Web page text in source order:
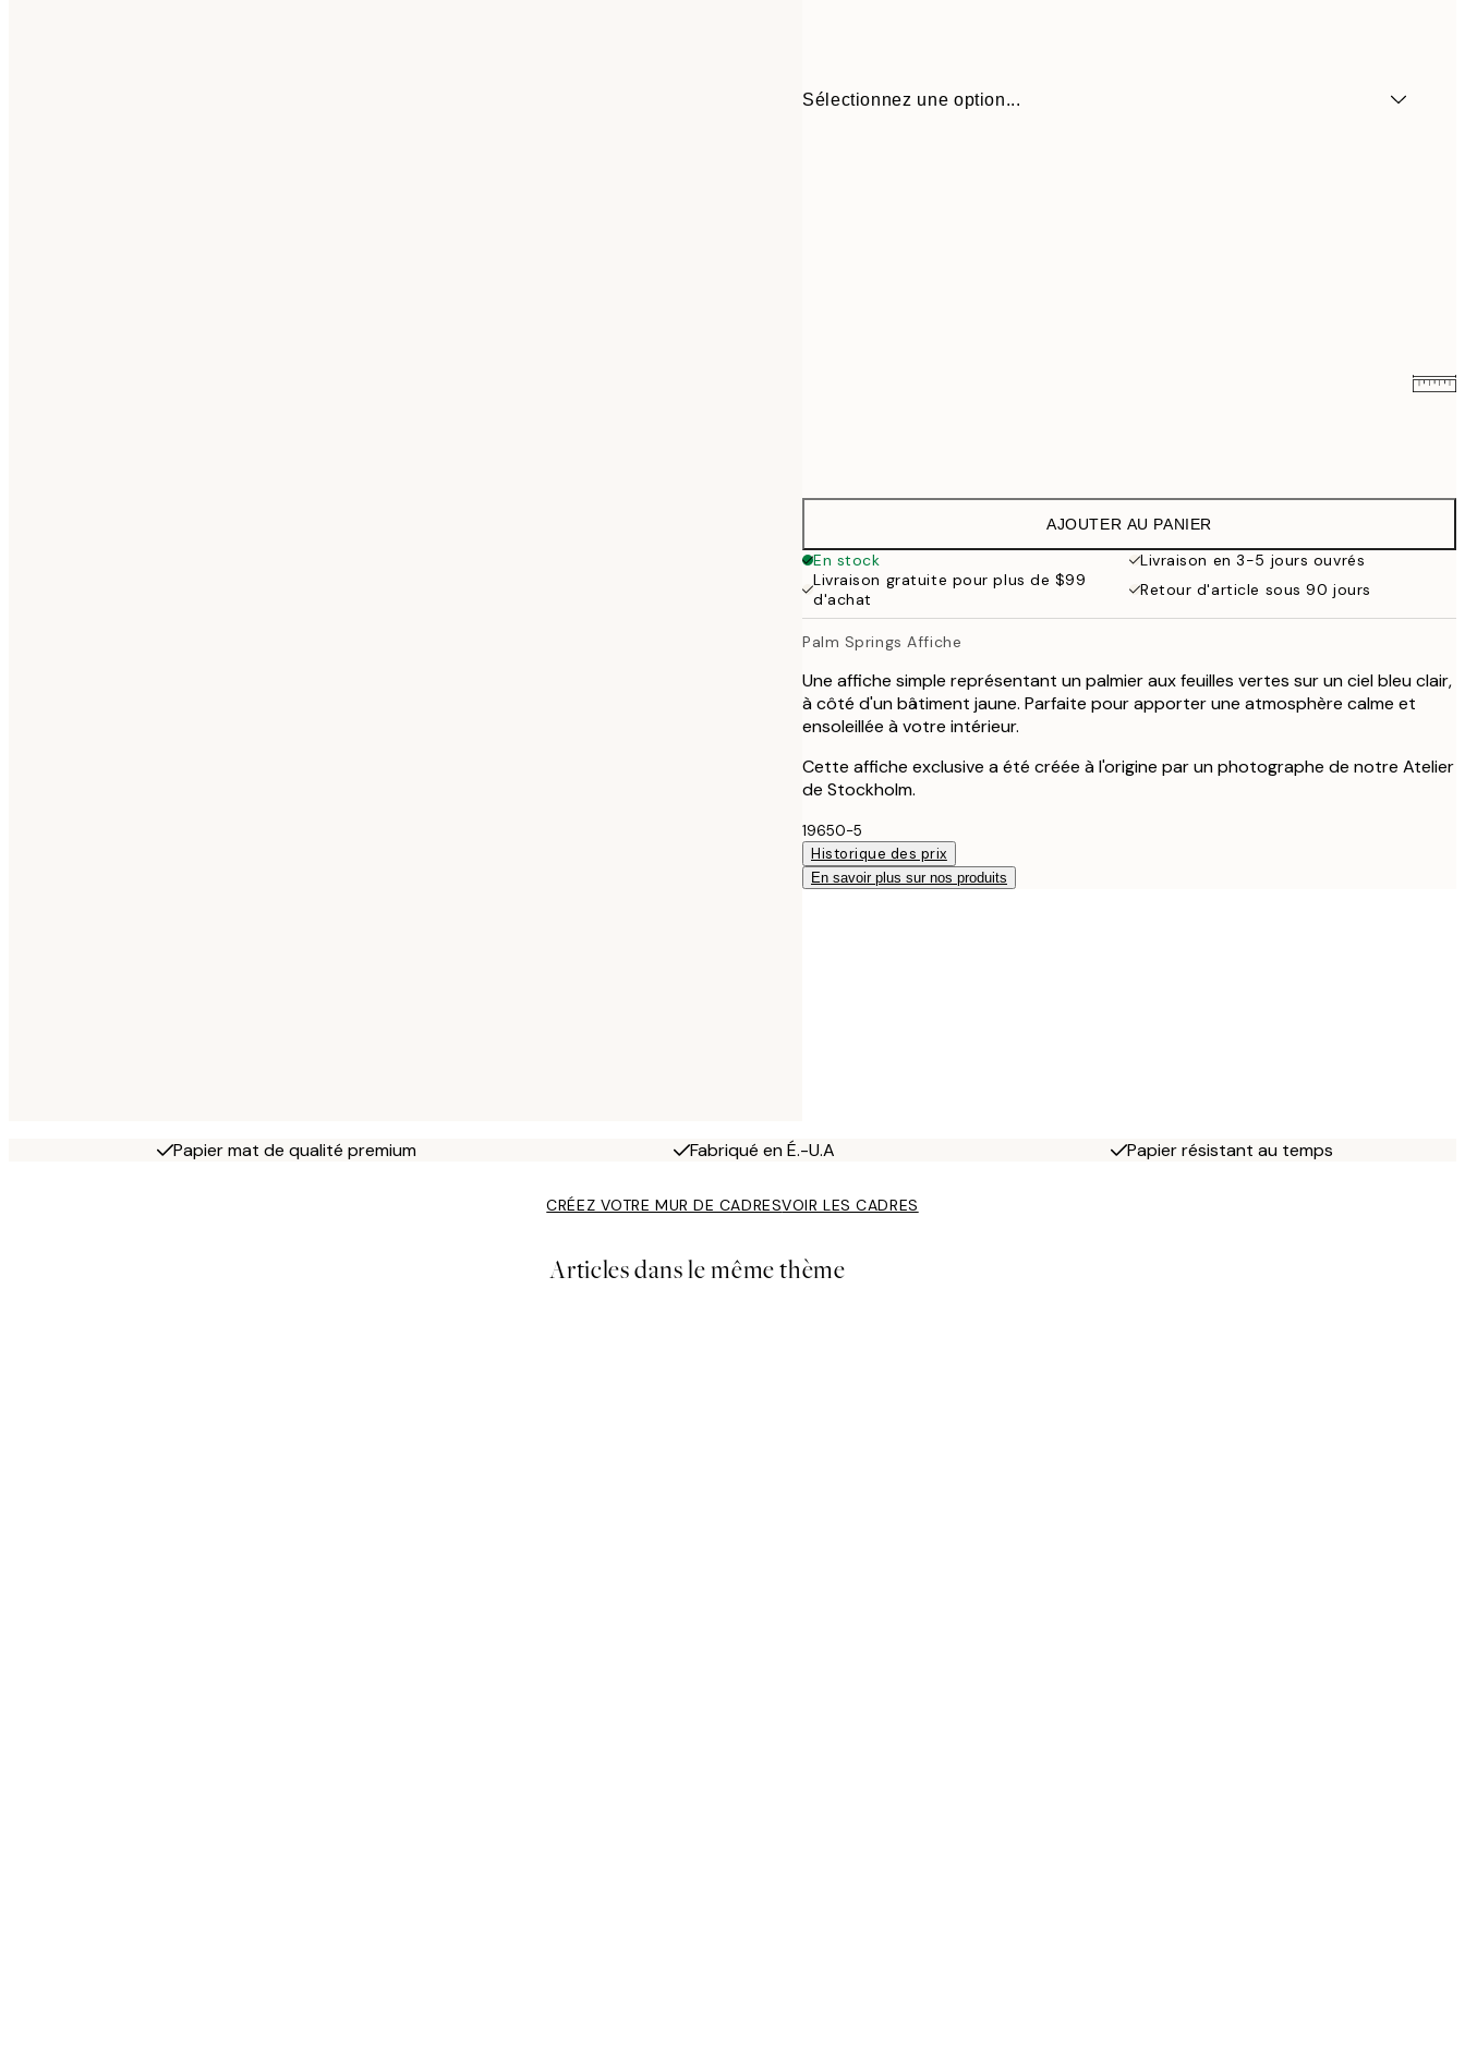
Sélectionnez une option...
$97.95
AJOUTER AU PANIER
En stock
Livraison en 3-5 jours ouvrés
Livraison gratuite pour plus de $99
d'achat
Retour d'article sous 90 jours
Palm Springs Affiche
Une affiche simple représentant un palmier aux feuilles vertes sur un ciel bleu clair,
à côté d'un bâtiment jaune. Parfaite pour apporter une atmosphère calme et
ensoleillée à votre intérieur.
Cette affiche exclusive a été créée à l'origine par un photographe de notre Atelier
de Stockholm.
19650-5
Historique des prix
En savoir plus sur nos produits
Papier mat de qualité premium Fabriqué en É.-U.A Papier résistant au temps
CRÉEZ VOTRE MUR DE CADRESVOIR LES CADRES
Articles dans le même thème